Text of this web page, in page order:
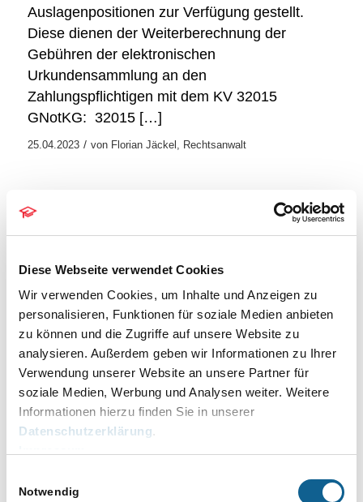
Diese Webseite verwendet Cookies
Wir verwenden Cookies, um Inhalte und Anzeigen zu
personalisieren, Funktionen für soziale Medien anbieten
zu können und die Zugriffe auf unsere Website zu
analysieren. Außerdem geben wir Informationen zu Ihrer
Verwendung unserer Website an unsere Partner für
soziale Medien, Werbung und Analysen weiter. Weitere
Informationen hierzu finden Sie in unserer
Datenschutzerklärung.
Notwendig
Auslagenpositionen zur Verfügung gestellt.
Diese dienen der Weiterberechnung der
Gebühren der elektronischen
Urkundensammlung an den
Zahlungspflichtigen mit dem KV 32015
GNotKG: 32015 […]
25.04.2023 / von Florian Jäckel, Rechtsanwalt
aktuelle Hinweise Lohn/Gehalt
Lohn/Gehalt – Änderungen zur Berechnung der
Lohnsteuer gemäß Jahressteuergesetz 2022
Neu: Im Modul Lohn/Gehalt wurde die durch
das Bundesministerium der Finanzen mit
Schreiben vom 13.02.2023 bekanntgegebene
Änderung des neuen Ablaufplans zur
Lohnsteuerberechnung (Anhebung des
Arbeitnehmer-Pauschbetrags auf 1.230,00 €
und des […]
11.04.2023 / von Florian Jäckel, Rechtsanwalt
aktuelle Hinweise Zeithonorar